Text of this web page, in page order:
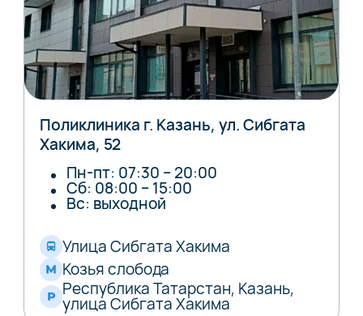
Поликлиника г. Казань, ул. Сибгата
Хакима, 52
Пн-пт: 07:30 – 20:00
Сб: 08:00 – 15:00
Вс: выходной
Улица Сибгата Хакима
Козья слобода
Республика Татарстан, Казань,
улица Сибгата Хакима